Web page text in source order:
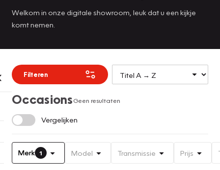
Welkom in onze digitale showroom, leuk dat u een kijkje
komt nemen.
Filteren
OccasionsGeen resultaten
Vergelijken
Merk 1 Model Transmissie Prijs